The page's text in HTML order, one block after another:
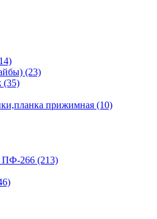
(23)
(35)
прижимная (10)
266 (213)